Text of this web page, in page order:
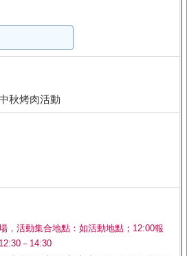
秋烤肉活動
，活動集合地點：如活動地點；12:00報
－14:30